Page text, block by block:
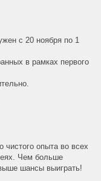
с 20 ноября по 1
в рамках первого
чистого опыта во всех
Чем больше
шансы выиграть!